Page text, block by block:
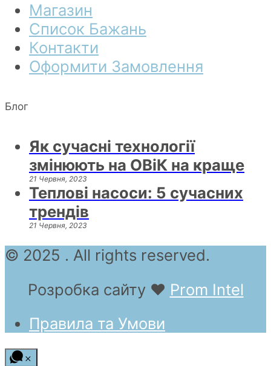
Магазин
Список Бажань
Контакти
Оформити Замовлення
Блог
Як сучасні технології
змінюють на ОВіК на краще
21 Червня, 2023
Теплові насоси: 5 сучасних
трендів
21 Червня, 2023
© 2025 . All rights reserved.
Розробка сайту ❤ Prom Intel
Правила та Умови